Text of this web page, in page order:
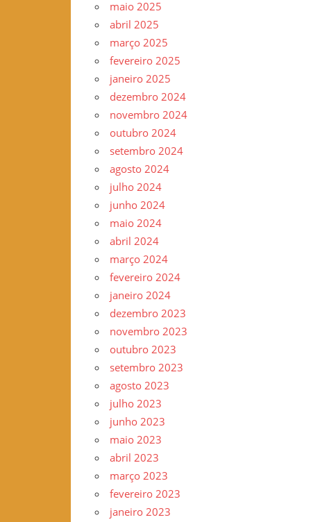
www.gilvander.org.br
www.freigilvander.blogspot.com.br
www.twitter.com/gilvanderluis
facebook:
Gilvander
Moreira
maio 2025
abril 2025
março 2025
fevereiro 2025
janeiro 2025
dezembro 2024
novembro 2024
outubro 2024
setembro 2024
agosto 2024
julho 2024
junho 2024
maio 2024
abril 2024
março 2024
fevereiro 2024
janeiro 2024
dezembro 2023
novembro 2023
outubro 2023
setembro 2023
agosto 2023
julho 2023
junho 2023
maio 2023
abril 2023
março 2023
fevereiro 2023
janeiro 2023